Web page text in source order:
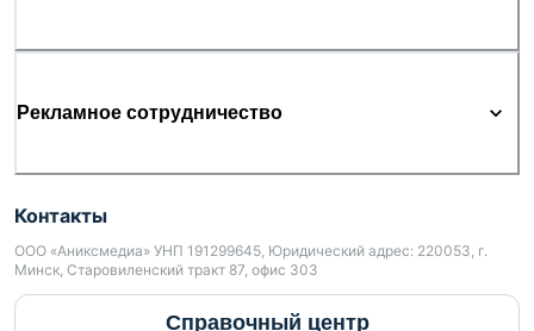
Рекламное сотрудничество
Контакты
ООО «Аниксмедиа» УНП 191299645, Юридический адрес: 220053, г.
Минск, Старовиленский тракт 87, офис 303
Справочный центр